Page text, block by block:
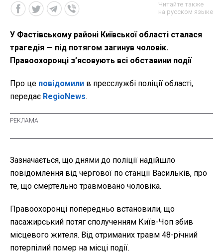
Читайте также
на русском языке
У Фастівському районі Київської області сталася
трагедія — під потягом загинув чоловік.
Правоохоронці з’ясовують всі обставини події
Про це повідомили в пресслужбі поліції області,
передає RegioNews.
Зазначається, що днями до поліції надійшло
повідомлення від чергової по станції Васильків, про
те, що смертельно травмовано чоловіка.
Правоохоронці попередньо встановили, що
пасажирський потяг сполученням Київ-Чоп збив
місцевого жителя. Від отриманих травм 48-річний
потерпілий помер на місці події.